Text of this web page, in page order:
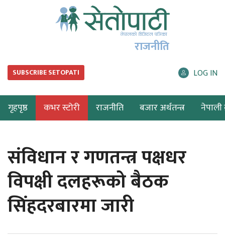
राजनीति
SUBSCRIBE SETOPATI LOG IN
गृहपृष्ठ कभर स्टोरी राजनीति बजार अर्थतन्त्र नेपाली
संविधान र गणतन्त्र पक्षधर
विपक्षी दलहरूको बैठक
सिंहदरबारमा जारी